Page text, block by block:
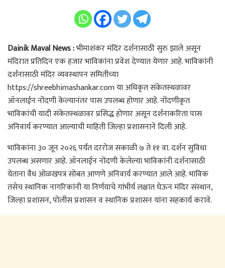
Dainik Maval News :भीमाशंकर मंदिर दर्शनासाठी सुरु झाले असून
मंदिरात प्रतिदिन एक हजार भाविकांना प्रवेश देण्यात येणार आहे. भाविकांनी
दर्शनासाठी मंदिर व्यवस्थापन समितीच्या
https://shreebhimashankar.com या अधिकृत संकेतस्थळावर
ऑनलाईन नोंदणी केल्यानंतर पास उपलब्ध होणार आहे. नोंदणीकृत
भाविकांची यादी संकेतस्थळावर प्रसिद्ध होणार असून दर्शनाकरिता पास
अनिवार्य करण्यात आल्याची माहिती जिल्हा प्रशासनाने दिली आहे.
भाविकांना ३० जून २०२६ पर्यंत दररोज सकाळी ७ ते ११ वा. दर्शन सुविधा
उपलब्ध असणार आहे. ऑनलाईन नोंदणी केलेल्या भाविकांनी दर्शनासाठी
येताना वैध ओळखपत्र सोबत आणणे अनिवार्य करण्यात आले आहे. भाविक
तसेच स्थानिक नागरिकांनी या निर्णयाचे गांभीर्य लक्षात घेऊन मंदिर संस्थान,
जिल्हा प्रशासन, पोलीस प्रशासन व स्थानिक प्रशासन यांना सहकार्य करावे.